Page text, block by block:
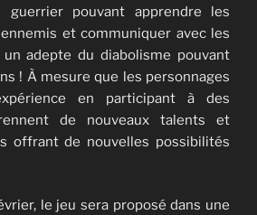
guerrier pouvant apprendre les
et communiquer avec les
adepte du diabolisme pouvant
! À mesure que les personnages
en participant à des
de nouveaux talents et
offrant de nouvelles possibilités
le jeu sera proposé dans une